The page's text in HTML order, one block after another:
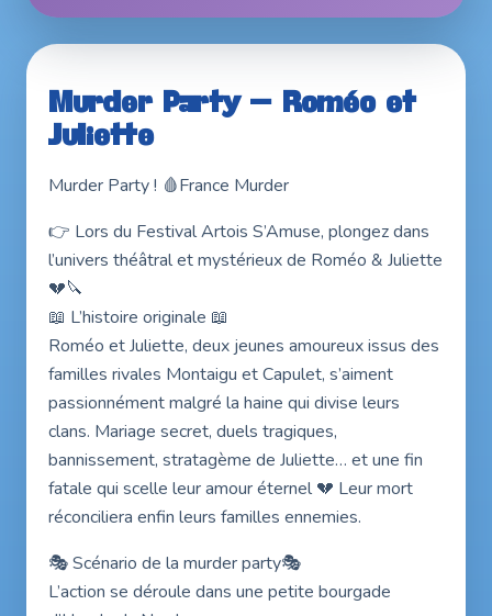
Murder Party – Roméo et
Juliette
Murder Party ! 🩸France Murder
👉 Lors du Festival Artois S’Amuse, plongez dans
l’univers théâtral et mystérieux de Roméo & Juliette
💔🔪
📖 L’histoire originale 📖
Roméo et Juliette, deux jeunes amoureux issus des
familles rivales Montaigu et Capulet, s’aiment
passionnément malgré la haine qui divise leurs
clans. Mariage secret, duels tragiques,
bannissement, stratagème de Juliette… et une fin
fatale qui scelle leur amour éternel 💔 Leur mort
réconciliera enfin leurs familles ennemies.
🎭 Scénario de la murder party🎭
L’action se déroule dans une petite bourgade